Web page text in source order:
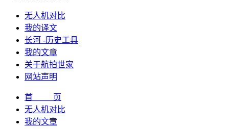
无人机对比
我的译文
长河 -历史工具
我的文章
关于航拍世家
网站声明
首 页
无人机对比
我的文章